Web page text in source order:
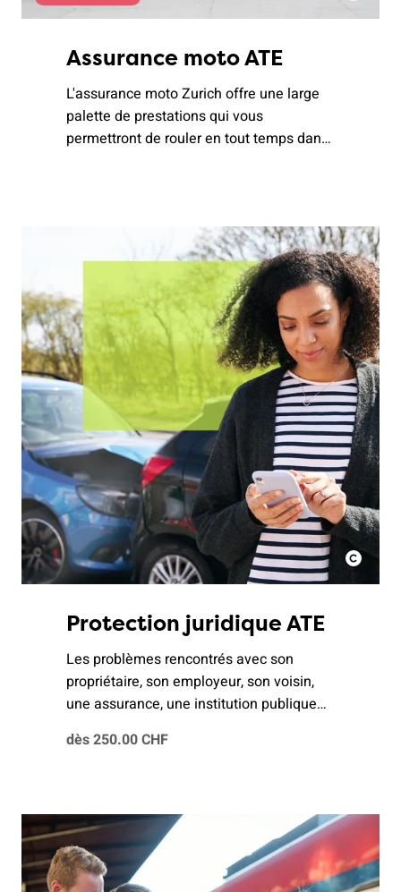
Assurance moto ATE
L'assurance moto Zurich offre une large
palette de prestations qui vous
permettront de rouler en tout temps dans
Protection juridique ATE
Les problèmes rencontrés avec son
propriétaire, son employeur, son voisin,
une assurance, une institution publique
La protection juridique de l'ATE est une
dès 250.00 CHF